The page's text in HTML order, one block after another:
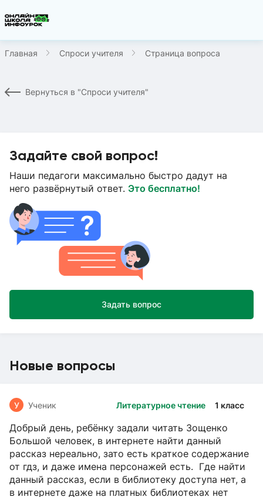
Главная Спроси учителя Страница вопроса
Вернуться в "Спроси учителя"
Задайте свой вопрос!
Наши педагоги максимально быстро дадут на
него развёрнутый ответ. Это бесплатно!
Задать вопрос
Новые вопросы
Литературное чтение 1 класс
У Ученик
Добрый день, ребёнку задали читать Зощенко
Большой человек, в интернете найти данный
рассказ нереально, зато есть краткое содержание
от гдз, и даже имена персонажей есть. Где найти
данный рассказ, если в библиотеку доступа нет, а
в интернете даже на платных библиотеках нет